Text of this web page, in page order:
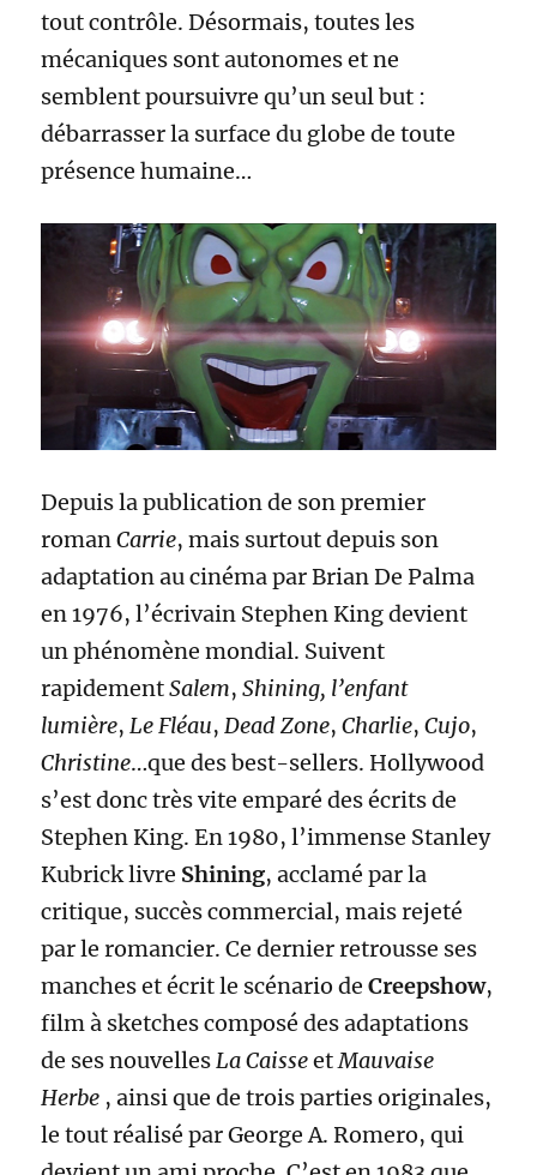
tout contrôle. Désormais, toutes les
mécaniques sont autonomes et ne
semblent poursuivre qu’un seul but :
débarrasser la surface du globe de toute
présence humaine…
Depuis la publication de son premier
romanCarrie, mais surtout depuis son
adaptation au cinéma par Brian De Palma
en 1976, l’écrivain Stephen King devient
un phénomène mondial. Suivent
rapidementSalem,Shining, l’enfant
lumière,Le Fléau,Dead Zone,Charlie,Cujo,
Christine…que des best-sellers. Hollywood
s’est donc très vite emparé des écrits de
Stephen King. En 1980, l’immense Stanley
Kubrick livre Shining, acclamé par la
critique, succès commercial, mais rejeté
par le romancier. Ce dernier retrousse ses
manches et écrit le scénario deCreepshow,
film à sketches composé des adaptations
de ses nouvellesLa CaisseetMauvaise
Herbe , ainsi que de trois parties originales,
le tout réalisé par George A. Romero, qui